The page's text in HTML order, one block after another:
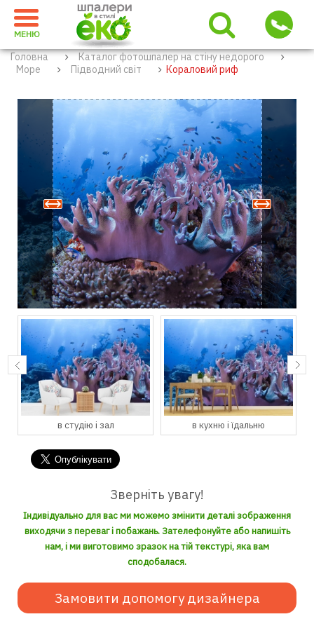
МЕНЮ
Головна
Каталог фотошпалер на стіну недорого
Море
Підводний світ Кораловий риф
в студію і зал в кухню і їдальню
Зверніть увагу!
Індивідуально для вас ми можемо змінити деталі зображення
виходячи з переваг і побажань. Зателефонуйте або напишіть
нам, і ми виготовимо зразок на тій текстурі, яка вам
сподобалася.
Замовити допомогу дизайнера